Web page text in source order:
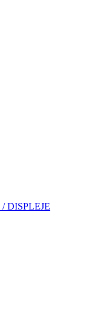
DISPLEJE